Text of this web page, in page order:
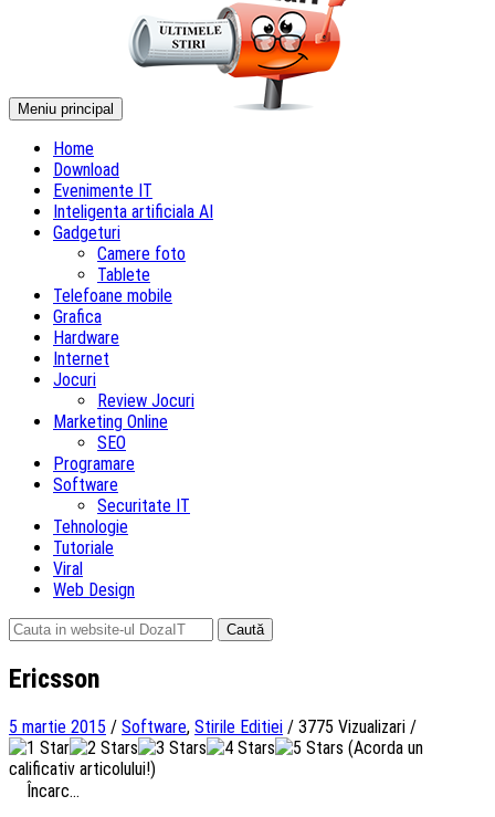
Meniu principal
Home
Download
Evenimente IT
Inteligenta artificiala AI
Gadgeturi
Camere foto
Tablete
Telefoane mobile
Grafica
Hardware
Internet
Jocuri
Review Jocuri
Marketing Online
SEO
Programare
Software
Securitate IT
Tehnologie
Tutoriale
Viral
Web Design
Caută
după:
Ericsson
5 martie 2015 / Software, Stirile Editiei / 3775 Vizualizari /
(Acorda un
calificativ articolului!)
Încarc...